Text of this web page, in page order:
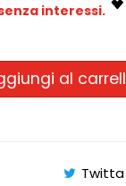
al
Twitta